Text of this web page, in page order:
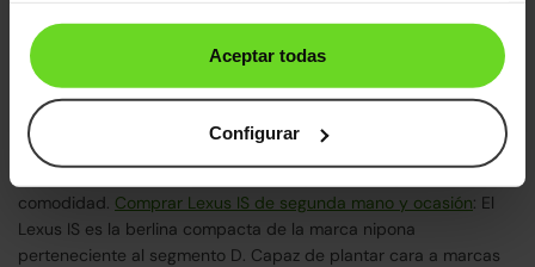
Aceptar todas
Configurar
encargamos de buscártelo!Comprar Lexus CT de segunda
mano y ocasión
: El Lexus CT es el compacto híbrido de la marca
japonesa. Cómodo, versátil y con claro carácter juvenil. Sus
motores híbridos te sorprenderán.Comprar Lexus GS de
segunda mano y ocasión: La berlina grande de Lexus se llama
Lexus GS y una vez te montes en ella comprenderás lo que es el
comodidad. Comprar Lexus IS de segunda mano y ocasión: El
Lexus IS es la berlina compacta de la marca nipona
perteneciente al segmento D. Capaz de plantar cara a marcas